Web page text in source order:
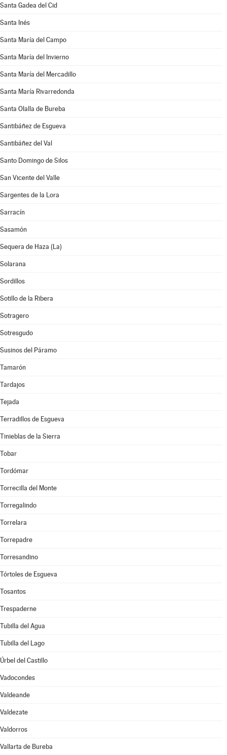
Santa Gadea del Cid
Santa Inés
Santa María del Campo
Santa María del Invierno
Santa María del Mercadillo
Santa María Rivarredonda
Santa Olalla de Bureba
Santibáñez de Esgueva
Santibáñez del Val
Santo Domingo de Silos
San Vicente del Valle
Sargentes de la Lora
Sarracín
Sasamón
Sequera de Haza (La)
Solarana
Sordillos
Sotillo de la Ribera
Sotragero
Sotresgudo
Susinos del Páramo
Tamarón
Tardajos
Tejada
Terradillos de Esgueva
Tinieblas de la Sierra
Tobar
Tordómar
Torrecilla del Monte
Torregalindo
Torrelara
Torrepadre
Torresandino
Tórtoles de Esgueva
Tosantos
Trespaderne
Tubilla del Agua
Tubilla del Lago
Úrbel del Castillo
Vadocondes
Valdeande
Valdezate
Valdorros
Vallarta de Bureba